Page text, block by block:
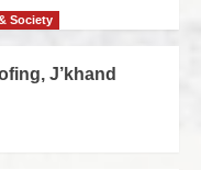
Society
J’khand